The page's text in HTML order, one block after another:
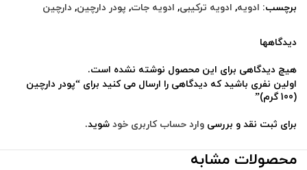
برچسب: ادویه, ادویه ترکیبی, ادویه جات, پودر دارچین, دارچین
دیدگاهها
هیچ دیدگاهی برای این محصول نوشته نشده است.
اولین نفری باشید که دیدگاهی را ارسال می کنید برای “پودر دارچین
(100 گرم)”
برای ثبت نقد و بررسی وارد حساب کاربری خود شوید.
محصولات مشابه